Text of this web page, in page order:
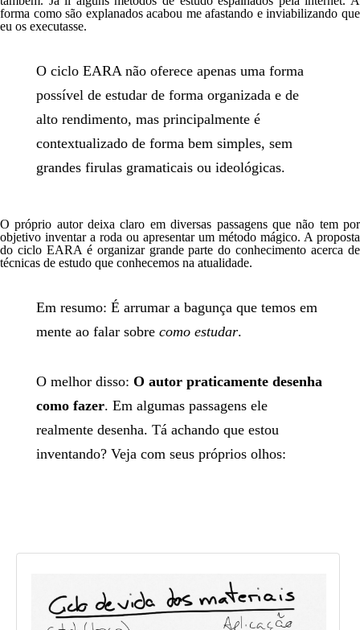
forma como são explanados acabou me afastando e inviabilizando que
eu os executasse.
O ciclo EARA não oferece apenas uma forma
possível de estudar de forma organizada e de
alto rendimento, mas principalmente é
contextualizado de forma bem simples, sem
grandes firulas gramaticais ou ideológicas.
O próprio autor deixa claro em diversas passagens que não tem por
objetivo inventar a roda ou apresentar um método mágico. A proposta
do ciclo EARA é organizar grande parte do conhecimento acerca de
técnicas de estudo que conhecemos na atualidade.
Em resumo: É arrumar a bagunça que temos em
mente ao falar sobre como estudar.
O melhor disso: O autor praticamente desenha
como fazer. Em algumas passagens ele
realmente desenha. Tá achando que estou
inventando? Veja com seus próprios olhos: